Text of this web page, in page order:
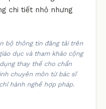
chi tiết nhỏ nhưng
bộ thông tin đăng tải trên
dục và tham khảo cộng
thay thế cho chẩn
chuyên môn từ bác sĩ
hành nghề hợp pháp.